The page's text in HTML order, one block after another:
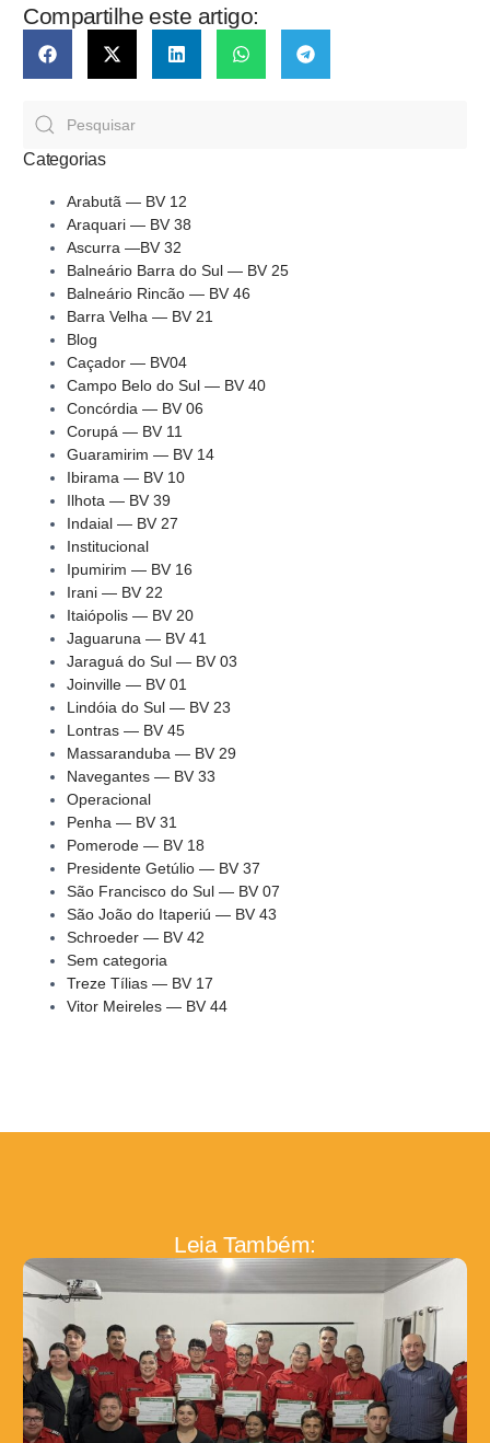
Compartilhe este artigo:
Categorias
Arabutã — BV 12
Araquari — BV 38
Ascurra —BV 32
Balneário Barra do Sul — BV 25
Balneário Rincão — BV 46
Barra Velha — BV 21
Blog
Caçador — BV04
Campo Belo do Sul — BV 40
Concórdia — BV 06
Corupá — BV 11
Guaramirim — BV 14
Ibirama — BV 10
Ilhota — BV 39
Indaial — BV 27
Institucional
Ipumirim — BV 16
Irani — BV 22
Itaiópolis — BV 20
Jaguaruna — BV 41
Jaraguá do Sul — BV 03
Joinville — BV 01
Lindóia do Sul — BV 23
Lontras — BV 45
Massaranduba — BV 29
Navegantes — BV 33
Operacional
Penha — BV 31
Pomerode — BV 18
Presidente Getúlio — BV 37
São Francisco do Sul — BV 07
São João do Itaperiú — BV 43
Schroeder — BV 42
Sem categoria
Treze Tílias — BV 17
Vitor Meireles — BV 44
Leia Também: